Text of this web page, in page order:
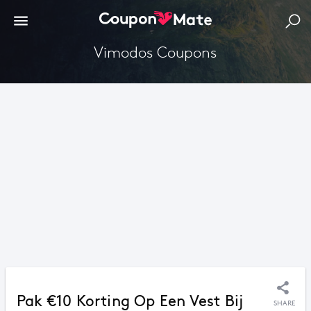
Vimodos Coupons
Pak €10 Korting Op Een Vest Bij SHARE